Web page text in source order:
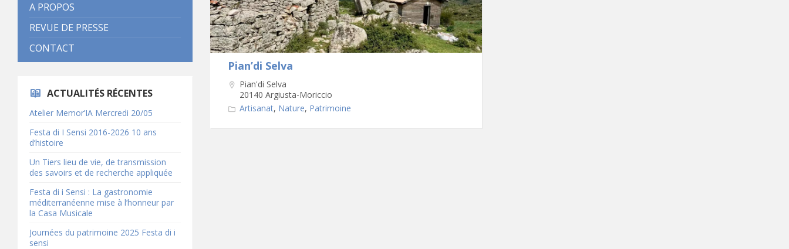
Pian’di Selva
Pian'di Selva
20140 Argiusta-Moriccio
Artisanat, Nature, Patrimoine
A PROPOS
REVUE DE PRESSE
CONTACT
ACTUALITÉS RÉCENTES
Atelier Memor’IA Mercredi 20/05
Festa di I Sensi 2016-2026 10 ans
d’histoire
Un Tiers lieu de vie, de transmission
des savoirs et de recherche appliquée
Festa di i Sensi : La gastronomie
méditerranéenne mise à l’honneur par
la Casa Musicale
Journées du patrimoine 2025 Festa di i
sensi